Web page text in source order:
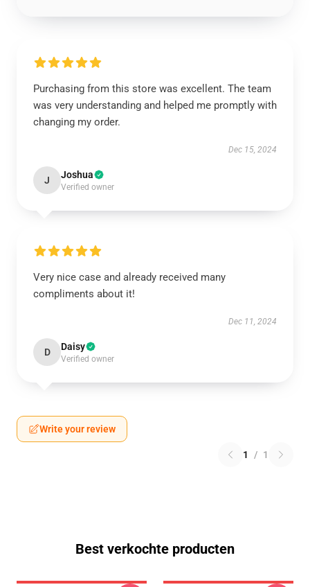
Purchasing from this store was excellent. The team
was very understanding and helped me promptly with
changing my order.
Dec 15, 2024
J Joshua
Verified owner
Very nice case and already received many
compliments about it!
Dec 11, 2024
D Daisy
Verified owner
Write your review
1 / 1
Best verkochte producten